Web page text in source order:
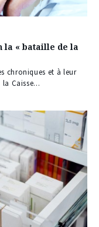
la « bataille de la
chroniques et à leur
Caisse...